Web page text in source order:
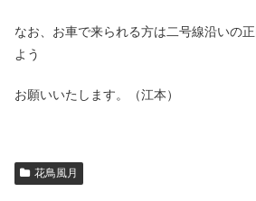
なお、お車で来られる方は二号線沿いの
よう
お願いいたします。（江本）
花鳥風月